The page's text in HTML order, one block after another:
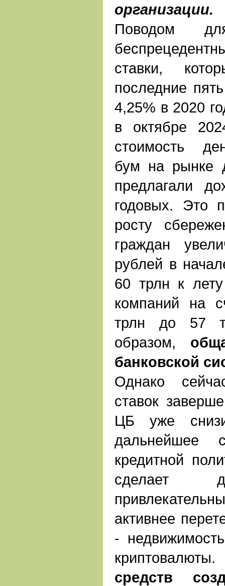
организации.
Поводом
ставки,
последние
4,25% в 2020
в октябре
стоимость
бум на рынке
предлагали
годовых. Это
росту
граждан
рублей в
60 трлн к
компаний на
трлн до 57
образом,
банковской
Однако
ставок
ЦБ уже
дальнейшее
кредитной
сделает
активнее
-
средств